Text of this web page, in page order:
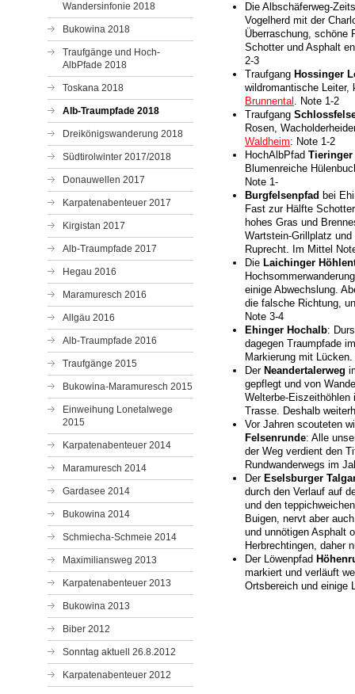
Wandersinfonie 2018
Bukowina 2018
Traufgänge und Hoch-
AlbPfade 2018
Toskana 2018
Alb-Traumpfade 2018
Dreikönigswanderung 2018
Südtirolwinter 2017/2018
Donauwellen 2017
Karpatenabenteuer 2017
Kirgistan 2017
Alb-Traumpfade 2017
Hegau 2016
Maramuresch 2016
Allgäu 2016
Alb-Traumpfade 2016
Traufgänge 2015
Bukowina-Maramuresch 2015
Einweihung Lonetalwege
2015
Karpatenabenteuer 2014
Maramuresch 2014
Gardasee 2014
Bukowina 2014
Schmiecha-Schmeie 2014
Maximiliansweg 2013
Karpatenabenteuer 2013
Bukowina 2013
Biber 2012
Sonntag aktuell 26.8.2012
Karpatenabenteuer 2012
Die Albschäferweg-
Vogelherd mit der
Überraschung, schöne
Schotter und Asphalt
2-3
Traufgang Hossinger
wildromantische
Brunnental . Note 1-2
Traufgang
Rosen,
Waldheim: Note 1-2
HochAlbPfad Tieringer
Blumenreiche
Note 1-
Burgfelsenpfad bei
Fast zur Hälfte
hohes Gras und
Wartstein-Grillplatz
Ruprecht. Im Mittel
Die Laichinger
einige Abwechslung.
die falsche Richtung,
Note 3-4
Ehinger Hochalb:
dagegen Traumpfade
Markierung mit Lücken.
Der Neandertalerweg
gepflegt und von
Welterbe-
Trasse. Deshalb
Vor Jahren scouteten
Felsenrunde: Alle
der Weg verdient den
Rundwanderwegs im
Der Eselsburger
durch den Verlauf auf
und den
Buigen, nervt aber
und unnötigen Asphalt
Herbrechtingen, daher
Der Löwenpfad
markiert und verläuft
Ortsbereich und einige